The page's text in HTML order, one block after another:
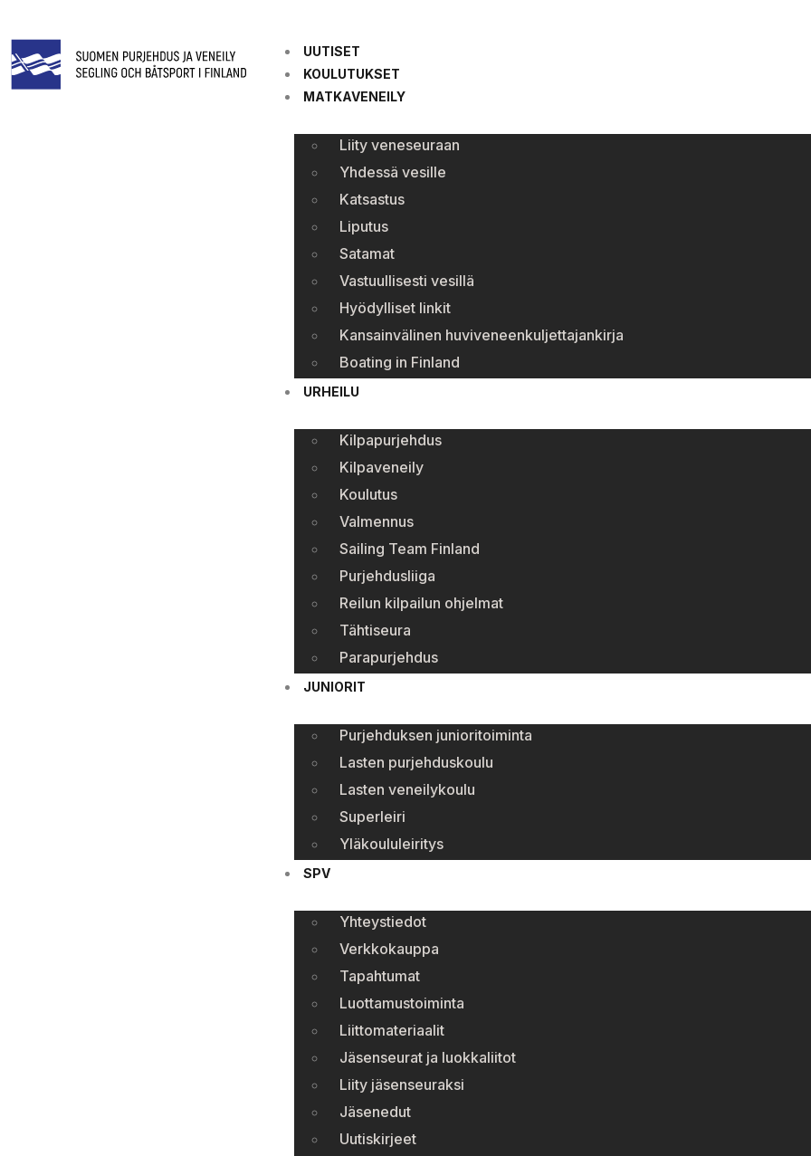
UUTISET
KOULUTUKSET
MATKAVENEILY
Liity veneseuraan
Yhdessä vesille
Katsastus
Liputus
Satamat
Vastuullisesti vesillä
Hyödylliset linkit
Kansainvälinen huviveneenkuljettajankirja
Boating in Finland
URHEILU
Kilpapurjehdus
Kilpaveneily
Koulutus
Valmennus
Sailing Team Finland
Purjehdusliiga
Reilun kilpailun ohjelmat
Tähtiseura
Parapurjehdus
JUNIORIT
Purjehduksen junioritoiminta
Lasten purjehduskoulu
Lasten veneilykoulu
Superleiri
Yläkoululeiritys
SPV
Yhteystiedot
Verkkokauppa
Tapahtumat
Luottamustoiminta
Liittomateriaalit
Jäsenseurat ja luokkaliitot
Liity jäsenseuraksi
Jäsenedut
Uutiskirjeet